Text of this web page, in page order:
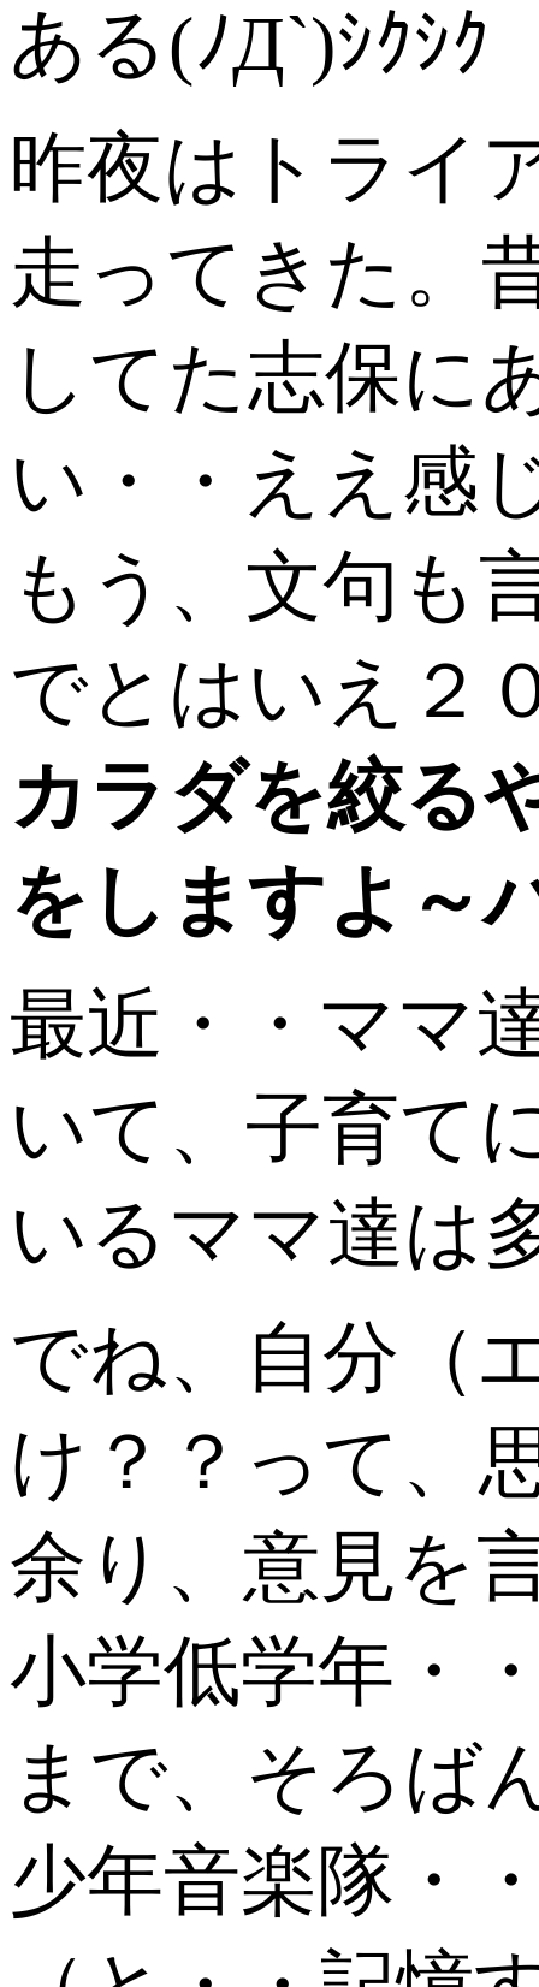
ある(ﾉД`)ｼｸｼｸ
昨夜はトライ
走ってきた。
してた志保に
い・・ええ感
もう、文句も
でとはいえ２
カラダを絞る
をしますよ
最近・・ママ
いて、子育て
いるママ達は
でね、自分（
け？？って、
余り、意見を
小学低学年・
まで、そろば
少年音楽隊・